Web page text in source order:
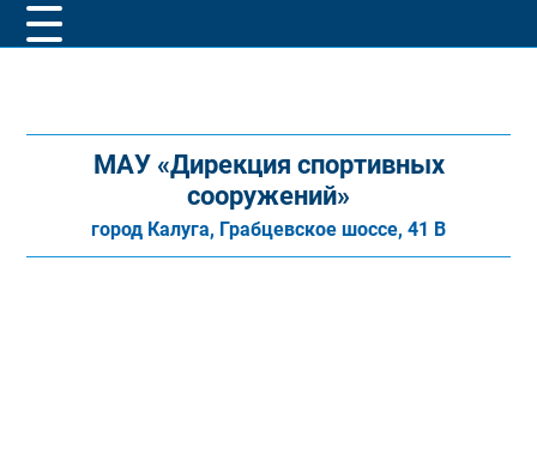
МАУ «Дирекция спортивных
сооружений»
город Калуга, Грабцевское шоссе, 41 В